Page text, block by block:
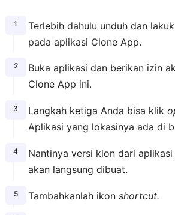
Terlebih dahulu unduh dan
pada aplikasi Clone App.
Buka aplikasi dan berikan izin
Clone App ini.
Langkah ketiga Anda bisa klik
Aplikasi yang lokasinya ada di
Nantinya versi klon dari
akan langsung dibuat.
Tambahkanlah ikon shortcut.